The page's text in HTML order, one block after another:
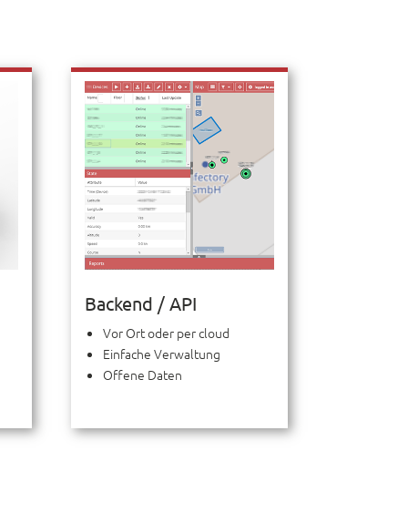
Backend / API
Vor Ort oder per cloud
Einfache Verwaltung
Offene Daten